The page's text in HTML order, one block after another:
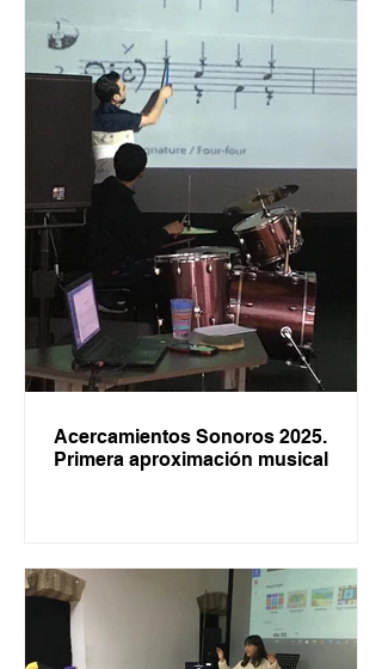
Acercamientos Sonoros 2025.
Primera aproximación musical